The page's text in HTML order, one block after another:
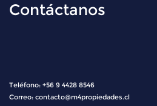
Contáctanos
Teléfono: +56 9 4428 8546
Correo: contacto@m4propiedades.cl